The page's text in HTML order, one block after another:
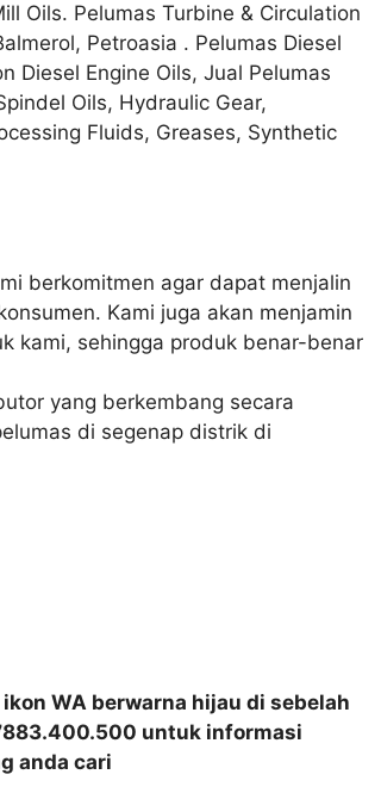
Oils. Pelumas Turbine & Circulation
Petroasia . Pelumas Diesel
Diesel Engine Oils, Jual Pelumas
Oils, Hydraulic Gear,
Fluids, Greases, Synthetic
berkomitmen agar dapat menjalin
Kami juga akan menjamin
kami, sehingga produk benar-benar
yang berkembang secara
di segenap distrik di
WA berwarna hijau di sebelah
untuk informasi
anda cari